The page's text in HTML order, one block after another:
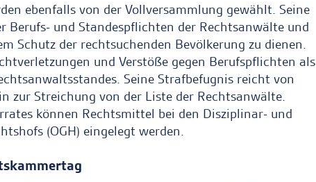
ebenfalls von der Vollversammlung gewählt. Seine
Berufs- und Standespflichten der Rechtsanwälte und
Schutz der rechtsuchenden Bevölkerung zu dienen.
und Verstöße gegen Berufspflichten als
Seine Strafbefugnis reicht von
zur Streichung von der Liste der Rechtsanwälte.
können Rechtsmittel bei den Disziplinar- und
(OGH) eingelegt werden.